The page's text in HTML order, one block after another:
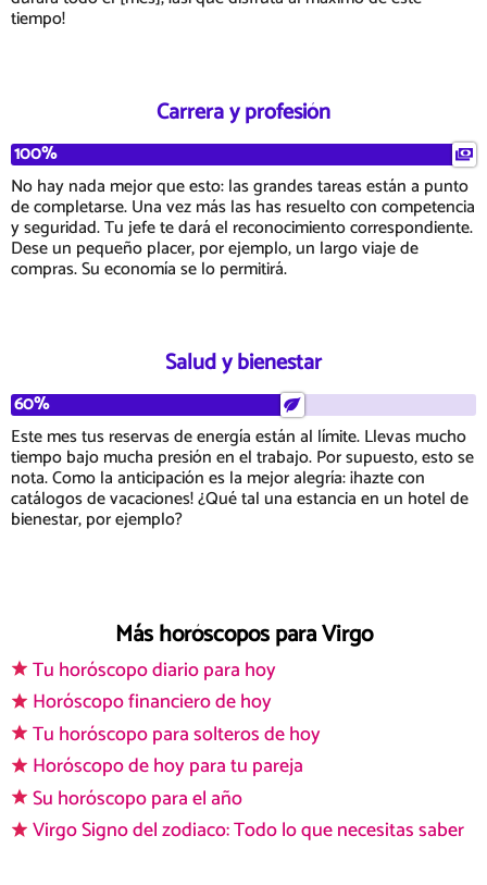
tiempo!
Carrera y profesión
100%
No hay nada mejor que esto: las grandes tareas están a punto
de completarse. Una vez más las has resuelto con competencia
y seguridad. Tu jefe te dará el reconocimiento correspondiente.
Dese un pequeño placer, por ejemplo, un largo viaje de
compras. Su economía se lo permitirá.
Salud y bienestar
60%
Este mes tus reservas de energía están al límite. Llevas mucho
tiempo bajo mucha presión en el trabajo. Por supuesto, esto se
nota. Como la anticipación es la mejor alegría: ¡hazte con
catálogos de vacaciones! ¿Qué tal una estancia en un hotel de
bienestar, por ejemplo?
Más horóscopos para Virgo
Tu horóscopo diario para hoy
Horóscopo financiero de hoy
Tu horóscopo para solteros de hoy
Horóscopo de hoy para tu pareja
Su horóscopo para el año
Virgo Signo del zodiaco: Todo lo que necesitas saber